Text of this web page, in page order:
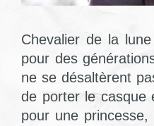
Chevalier de la
pour des
ne se désaltèrent
de porter le casque
pour une